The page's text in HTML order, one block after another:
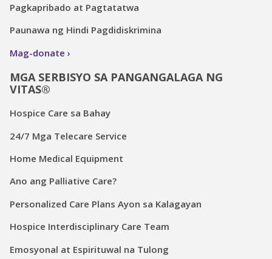
Pagkapribado at Pagtatatwa
Paunawa ng Hindi Pagdidiskrimina
Mag-donate
MGA SERBISYO SA PANGANGALAGA NG
VITAS®
Hospice Care sa Bahay
24/7 Mga Telecare Service
Home Medical Equipment
Ano ang Palliative Care?
Personalized Care Plans Ayon sa Kalagayan
Hospice Interdisciplinary Care Team
Emosyonal at Espirituwal na Tulong